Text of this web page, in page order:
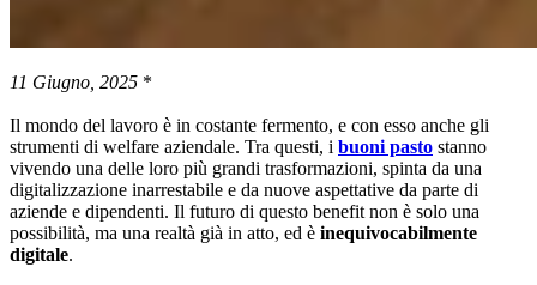
11 Giugno, 2025 *
Il mondo del lavoro è in costante fermento, e con esso anche gli
strumenti di welfare aziendale. Tra questi, i buoni pasto stanno
vivendo una delle loro più grandi trasformazioni, spinta da una
digitalizzazione inarrestabile e da nuove aspettative da parte di
aziende e dipendenti. Il futuro di questo benefit non è solo una
possibilità, ma una realtà già in atto, ed è inequivocabilmente
digitale.